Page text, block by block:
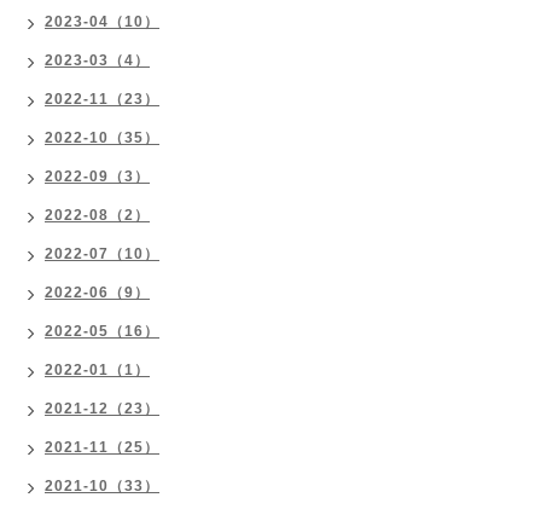
2023-04（10）
2023-03（4）
2022-11（23）
2022-10（35）
2022-09（3）
2022-08（2）
2022-07（10）
2022-06（9）
2022-05（16）
2022-01（1）
2021-12（23）
2021-11（25）
2021-10（33）